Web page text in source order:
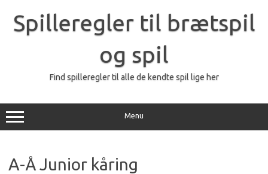
contentSpilleregler til brætspil
og spil
Find spilleregler til alle de kendte spil lige her
Menu
A-Å Junior kåring